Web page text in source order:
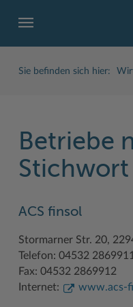
Ämter, Einrichtungen
Bürgerportal Stormarn ↗
Führerscheine
Formulare & Dokumente
Amtliche
Ausschreibungen
Baustellen in Stormarn
Bildungskommune
Fachbereiche
Interessantes in und aus
Kreis Stormarn Porträt
Kreiskarte
Ausbildung beim Kreis
Der Kreis als Arbeitgeber
Ihre Bewerbung
Initiativbewerbungen
Beruf und Familie im
Branchenverzeichnis
EG-
Handwerk für
BahnRadWege
Frei- und Hallenbäder
Herrenhäuser
Kultur
Sie befinden sich hier:
Betriebe
Stichwort
ACS finsol
Stormarner Str. 20,
Telefon: 04532
Fax: 04532 2869912
Internet:
www.acs-